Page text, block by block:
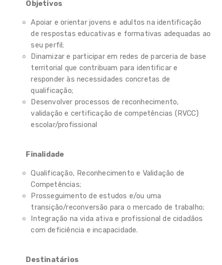
Notícias Link Externo
Guias e Recursos
Impressos e formulários
Perguntas Frequentes
Contactos
Objetivos
Apoiar e orientar jovens e adultos na identificação
de respostas educativas e formativas adequadas ao
seu perfil;
Dinamizar e participar em redes de parceria de base
territorial que contribuam para identificar e
responder às necessidades concretas de
qualificação;
Desenvolver processos de reconhecimento,
validação e certificação de competências (RVCC)
escolar/profissional
Finalidade
Qualificação, Reconhecimento e Validação de
Competências;
Prosseguimento de estudos e/ou uma
transição/reconversão para o mercado de trabalho;
Integração na vida ativa e profissional de cidadãos
com deficiência e incapacidade.
Destinatários